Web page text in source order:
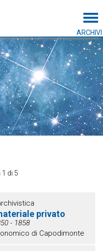
ARCHIVI
1 di 5
privato
- 1858
di Capodimonte